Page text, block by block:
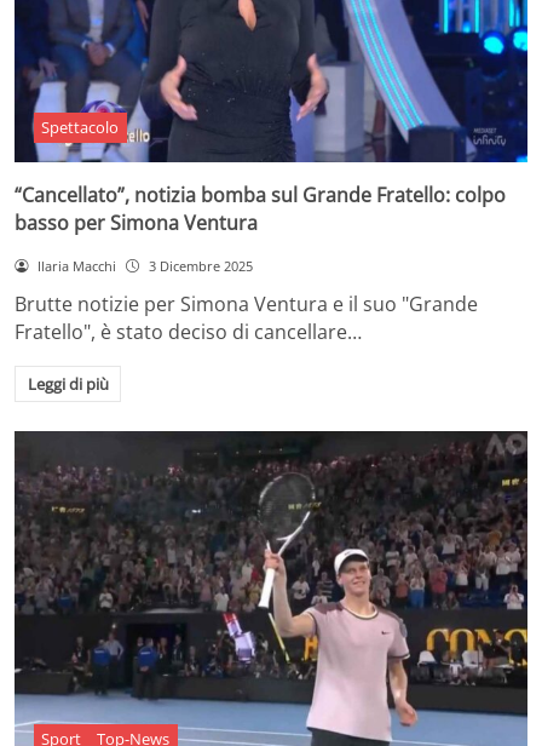
Spettacolo
“Cancellato”, notizia bomba sul Grande Fratello: colpo
basso per Simona Ventura
Ilaria Macchi 3 Dicembre 2025
Brutte notizie per Simona Ventura e il suo "Grande
Fratello", è stato deciso di cancellare…
Leggi di più
Sport Top-News